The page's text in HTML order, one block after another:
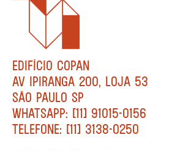
EDIFÍCIO COPAN
AV IPIRANGA 200, LOJA 53
SÃO PAULO SP
WHATSAPP: [11] 91015-0156
TELEFONE: [11] 3138-0250